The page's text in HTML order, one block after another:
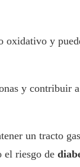
oxidativo y
y contribuir
un tracto
el riesgo de